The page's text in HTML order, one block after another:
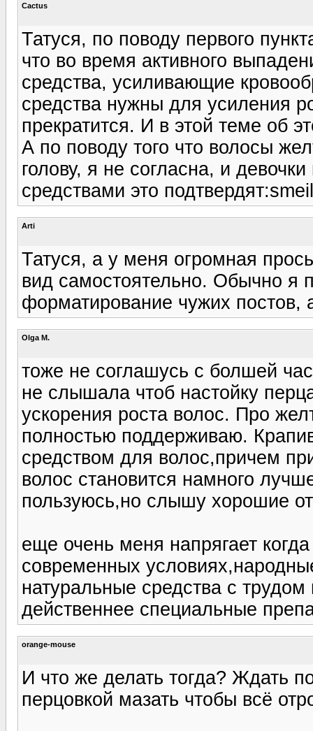
Cactus
Татуся, по поводу первого
что во время активного
средства, усиливающие
средства нужны для усиления
прекратится. И в этой теме об
А по поводу того что волосы
голову, я не согласна, и
средствами это
Arti
Татуся, а у меня огромная
вид самостоятельно. Обычно я
форматирование чужих постов,
Olga M.
тоже не соглашусь с болшей
не слышала чтоб настойку
ускорения роста волос. Про
полностью поддерживаю.
средством для волос,причем
волос становится намного
пользуюсь,но слышу хорошие
еще очень меня напрягает
современных
натуральные средства с
действеннее специальные
orange-mouse
И что же делать тогда? Ждать
перцовкой мазать чтобы всё